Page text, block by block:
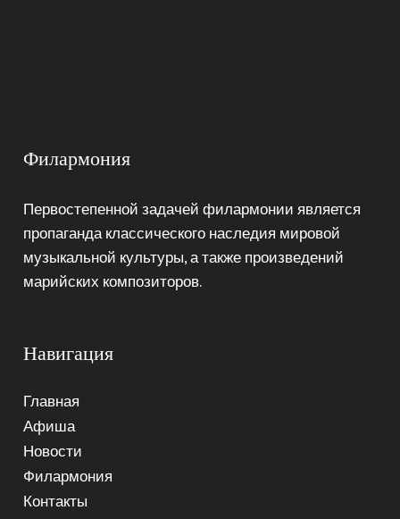
Филармония
Первостепенной задачей филармонии является
пропаганда классического наследия мировой
музыкальной культуры, а также произведений
марийских композиторов.
Навигация
Главная
Афиша
Новости
Филармония
Контакты